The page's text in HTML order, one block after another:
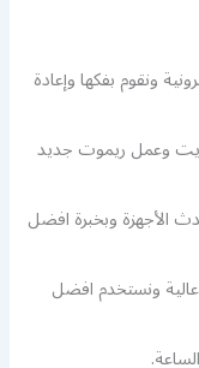
ونقوم بفكها وإعادة
وعمل ريموت جديد
الأجهزة وبخبرة افضل
ونستخدم افضل